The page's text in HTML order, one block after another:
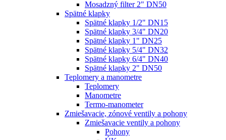
Mosadzný filter 2" DN50
Spätné klapky
Spätné klapky 1/2" DN15
Spätné klapky 3/4" DN20
Spätné klapky 1" DN25
Spätné klapky 5/4" DN32
Spätné klapky 6/4" DN40
Spätné klapky 2" DN50
Teplomery a manometre
Teplomery
Manometre
Termo-manometer
Zmiešavacie, zónové ventily a pohony
Zmiešavacie ventily a pohony
Pohony